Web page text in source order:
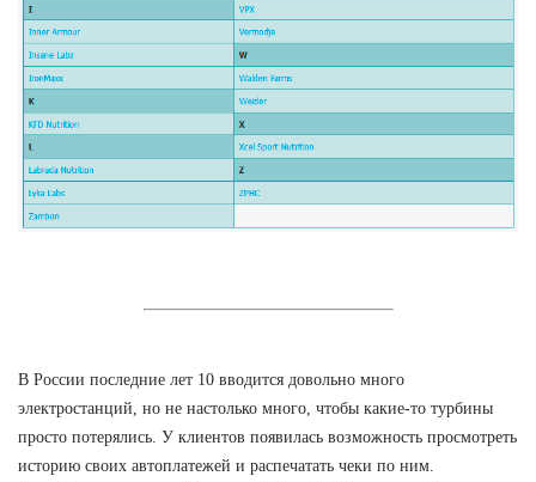
В России последние лет 10 вводится довольно много
электростанций, но не настолько много, чтобы какие-то турбины
просто потерялись. У клиентов появилась возможность просмотреть
историю своих автоплатежей и распечатать чеки по ним.